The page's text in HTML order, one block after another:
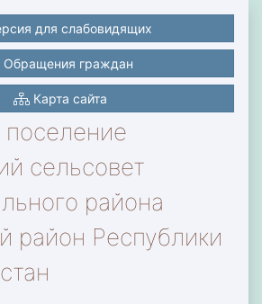
сельсовет
района
район Республики
для слабовидящих
Обращения граждан
Карта сайта